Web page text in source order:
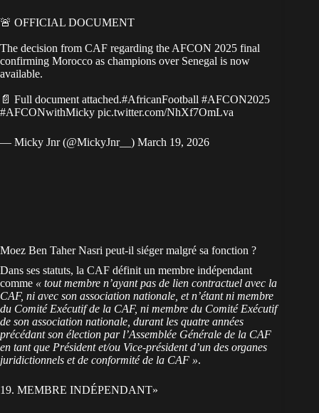
🚨 OFFICIAL DOCUMENT
The decision from CAF regarding the AFCON 2025 final
confirming Morocco as champions over Senegal is now
available.
📄 Full document attached.#AfricanFootball #AFCON2025
#AFCONwithMicky pic.twitter.com/NhXf7OmLva
— Micky Jnr (@MickyJnr__) March 19, 2026
Moez Ben Taher Nasri peut-il siéger malgré sa fonction ?
Dans ses statuts, la CAF définit un membre indépendant
comme « tout membre n’ayant pas de lien contractuel avec la
CAF, ni avec son association nationale, et n’étant ni membre
du Comité Exécutif de la CAF, ni membre du Comité Exécutif
de son association nationale, durant les quatre années
précédant son élection par l’Assemblée Générale de la CAF
en tant que Président et/ou Vice-président d’un des organes
juridictionnels et de conformité de la CAF ».
19. MEMBRE INDÉPENDANT»